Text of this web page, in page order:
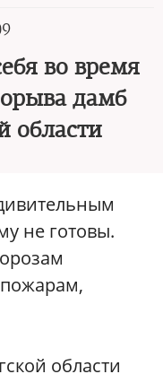
во время
дамб
области
не готовы.
области